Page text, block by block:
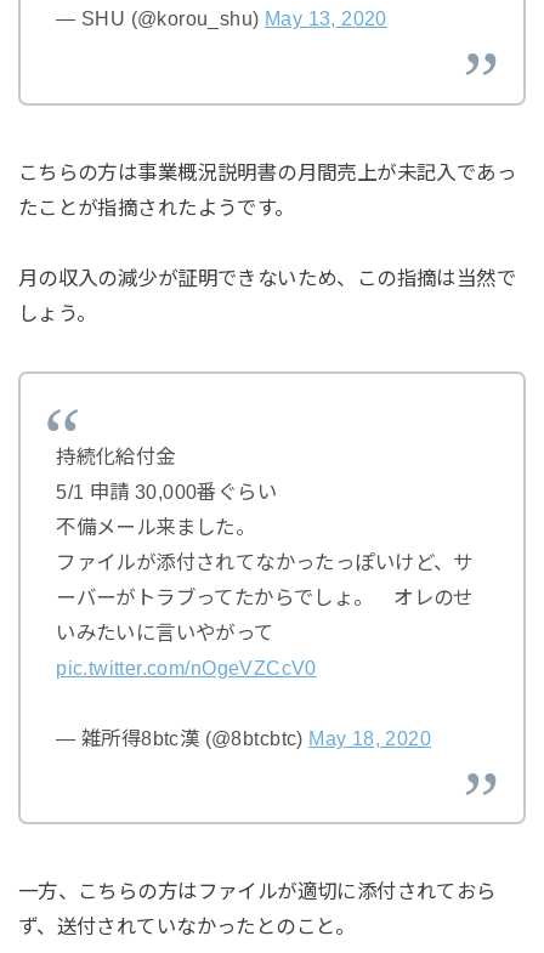
— SHU (@korou_shu) May 13, 2020
こちらの方は事業概況説明書の月間売上が未記入であっ
たことが指摘されたようです。
月の収入の減少が証明できないため、この指摘は当然で
しょう。
持続化給付金
5/1 申請 30,000番ぐらい
不備メール来ました。
ファイルが添付されてなかったっぽいけど、サ
ーバーがトラブってたからでしょ。 オレのせ
いみたいに言いやがって
pic.twitter.com/nOgeVZCcV0
— 雑所得8btc漢 (@8btcbtc) May 18, 2020
一方、こちらの方はファイルが適切に添付されておら
ず、送付されていなかったとのこと。